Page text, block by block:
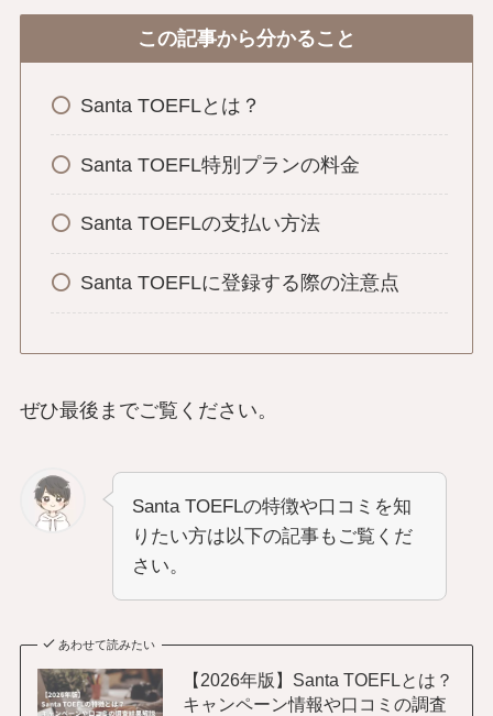
この記事から分かること
Santa TOEFLとは？
Santa TOEFL特別プランの料金
Santa TOEFLの支払い方法
Santa TOEFLに登録する際の注意点
ぜひ最後までご覧ください。
Santa TOEFLの特徴や口コミを知
りたい方は以下の記事もご覧くだ
さい。
あわせて読みたい
【2026年版】Santa TOEFLとは？
キャンペーン情報や口コミの調査